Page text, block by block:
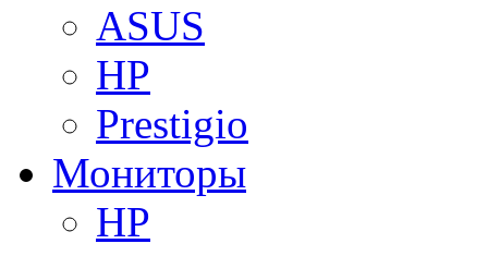
ASUS
HP
Prestigio
Мониторы
HP